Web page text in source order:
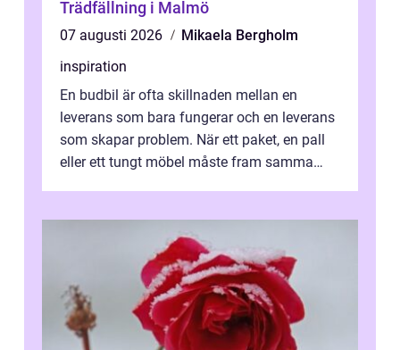
Trädfällning i Malmö
07 augusti 2026
Mikaela Bergholm
inspiration
En budbil är ofta skillnaden mellan en
leverans som bara fungerar och en leverans
som skapar problem. När ett paket, en pall
eller ett tungt möbel måste fram samma